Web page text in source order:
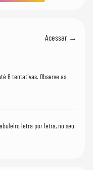
Acessar →
6 tentativas. Observe as
letra por letra, no seu